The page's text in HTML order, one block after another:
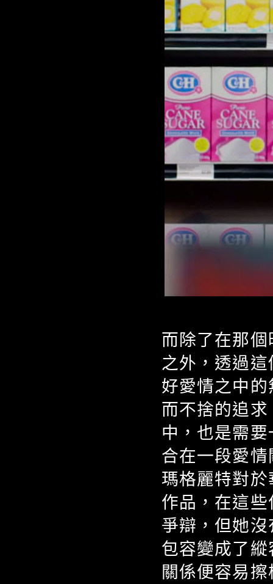
而除了在那
之外，透過
好愛情之中
而不捨的追
中，也是需
合在一段愛
瑪格麗特對
作品，在這
爭辯，但她
包容變成了
關係便容易